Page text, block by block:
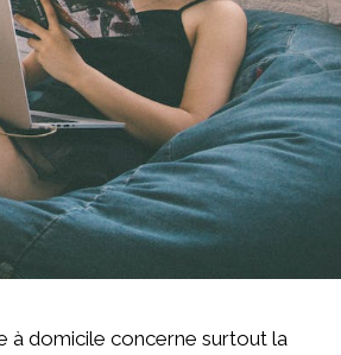
à domicile concerne surtout la